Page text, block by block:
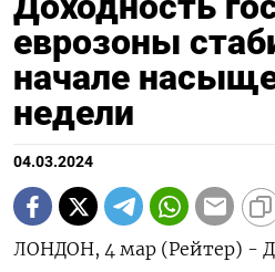
еврозоны
начале
недели
04.03.2024
ЛОНДОН, 4 мар (Рейтер) -